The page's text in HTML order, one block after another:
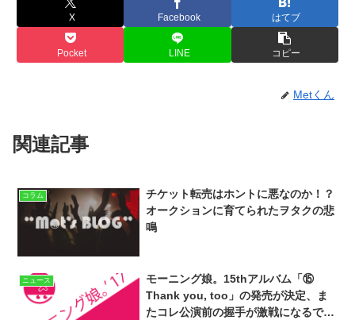
X Facebook はてブ
Pocket LINE コピー
Metくん
関連記事
コラム
チケット転売はホントに悪なのか！？
オークションに育てられたヲタクの悲
鳴
ニュース
モーニング娘。15thアルバム「⑮
Thank you, too」の発売が決定、ま
たコレ公演前の握手が激戦になるで